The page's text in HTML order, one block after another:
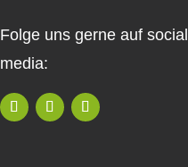
Folge uns gerne auf social
media: